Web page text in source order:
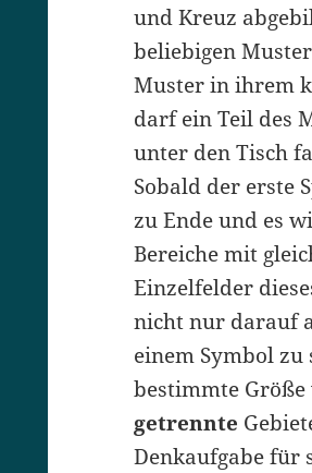
und Kreuz
beliebigen
Muster in ihrem
darf ein Teil des
unter den Tisch
Sobald der erste
zu Ende und es
Bereiche mit
Einzelfelder
nicht nur darauf
einem Symbol
bestimmte
getrennte
Denkaufgabe für